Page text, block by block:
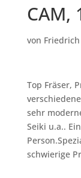
CAM,
von Friedrich
Top Fräser,
sehr
Seiki u.a..
schwierige